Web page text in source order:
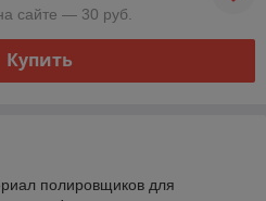
сайте — 30 руб.
Купить
полировщиков для